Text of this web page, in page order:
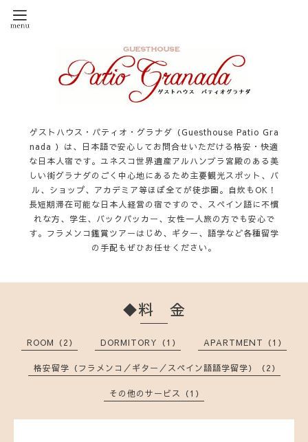
ゲストハウス・パティオ・グラナダ（Guesthouse Patio Gra
nada ）は、日本語で安心してお問合せいただける格安・快適
な日本人宿です。ユネスコ世界遺産アルハンブラ宮殿のある美
しい街グラナダのごく中心地にあるため主要観光スポット、バ
ル、ショップ、アカデミア等ほぼ全てが徒歩圏。自炊もOK！
長短期滞在可能な日本人経営の宿ですので、スペイン語に不慣
れな方、学生、バックパッカー、女性一人旅の方でも安心で
す。フラメンコ鑑賞ツアーはじめ、ギター、語学など各種留学
の手配もぜひお任せください。
◆料 金
ROOM（2） DORMITORY（1） APARTMENT（1）
格安留学（フラメンコ／ギター／スペイン語語学留学）（2）
その他のサービス（1）